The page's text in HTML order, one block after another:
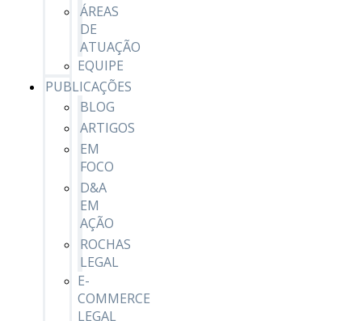
ÁREAS
DE
ATUAÇÃO
EQUIPE
PUBLICAÇÕES
BLOG
ARTIGOS
EM
FOCO
D&A
EM
AÇÃO
ROCHAS
LEGAL
E-
COMMERCE
LEGAL